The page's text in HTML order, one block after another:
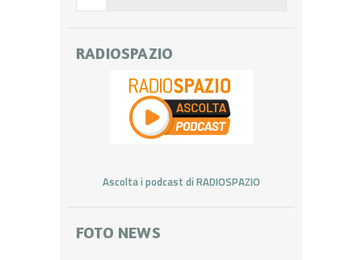
RADIOSPAZIO
Ascolta i podcast di RADIOSPAZIO
FOTO NEWS